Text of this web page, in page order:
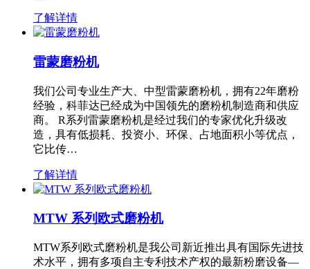
了解详情
雷蒙磨粉机
我们公司专业生产大、中型雷蒙磨粉机，拥有22年磨粉
经验，科菲达已经成为中国领先的磨粉机制造商和供应
商。 R系列雷蒙磨粉机是经过我们的专家优化升级改
造，具有低损耗、投资小、环保、占地面积小等优点，
它比传…
了解详情
MTW 系列欧式磨粉机
MTW系列欧式磨粉机是我公司新近推出具有国际先进技
术水平，拥有多项自主专利技术产权的最新粉磨设备—